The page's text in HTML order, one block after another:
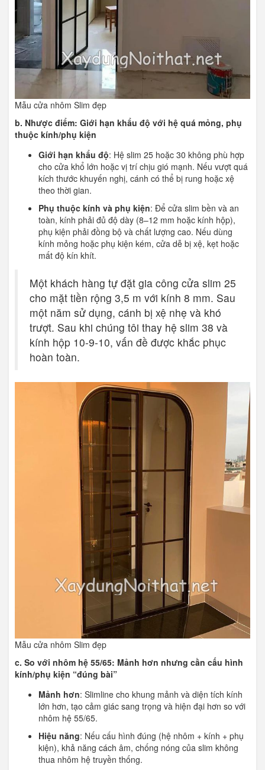
Mẫu cửa nhôm Slim đẹp
b. Nhược điểm: Giới hạn khẩu độ với hệ quá mỏng, phụ
thuộc kính/phụ kiện
Giới hạn khẩu độ: Hệ slim 25 hoặc 30 không phù hợp
cho cửa khổ lớn hoặc vị trí chịu gió mạnh. Nếu vượt quá
kích thước khuyến nghị, cánh có thể bị rung hoặc xệ
theo thời gian.
Phụ thuộc kính và phụ kiện: Để cửa slim bền và an
toàn, kính phải đủ độ dày (8–12 mm hoặc kính hộp),
phụ kiện phải đồng bộ và chất lượng cao. Nếu dùng
kính mỏng hoặc phụ kiện kém, cửa dễ bị xệ, kẹt hoặc
mất độ kín khít.
Một khách hàng tự đặt gia công cửa slim 25
cho mặt tiền rộng 3,5 m với kính 8 mm. Sau
một năm sử dụng, cánh bị xệ nhẹ và khó
trượt. Sau khi chúng tôi thay hệ slim 38 và
kính hộp 10-9-10, vấn đề được khắc phục
hoàn toàn.
Mẫu cửa nhôm Slim đẹp
c. So với nhôm hệ 55/65: Mảnh hơn nhưng cần cấu hình
kính/phụ kiện “đúng bài”
Mảnh hơn: Slimline cho khung mảnh và diện tích kính
lớn hơn, tạo cảm giác sang trọng và hiện đại hơn so với
nhôm hệ 55/65.
Hiệu năng: Nếu cấu hình đúng (hệ nhôm + kính + phụ
kiện), khả năng cách âm, chống nóng của slim không
thua nhôm hệ truyền thống.